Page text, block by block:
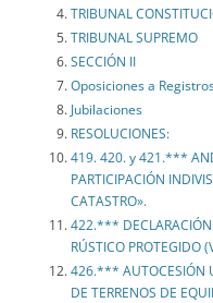
TRIBUNAL
TRIBUNAL SUPREMO
SECCIÓN II
Oposiciones a
Jubilaciones
RESOLUCIONES:
419. 420. y 421.***
PARTICIPACIÓN
CATASTRO».
422.*** DECLARACIÓN
RÚSTICO PROTEGIDO
426.*** AUTOCESIÓN
DE TERRENOS DE